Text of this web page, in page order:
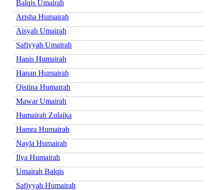
Balqis Umairah
Arisha Humairah
Aisyah Umairah
Safiyyah Umairah
Hanis Humairah
Hanan Humairah
Qistina Humairah
Mawar Umairah
Humairah Zulaika
Hamra Humairah
Nayla Humairah
Ilya Humairah
Umairah Balqis
Safiyyah Humairah